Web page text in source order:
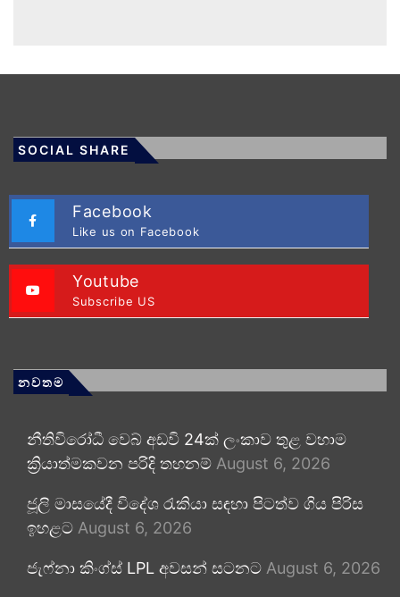
SOCIAL SHARE
Facebook
Like us on Facebook
Youtube
Subscribe US
නවතම
නීතිවිරෝධී වෙබ් අඩවි 24ක් ලංකාව තුළ වහාම
ක්‍රියාත්මකවන පරිදි තහනම් August 6, 2026
ජූලි මාසයේදී විදේශ රැකියා සඳහා පිටත්ව ගිය පිරිස
ඉහළට August 6, 2026
ජැෆ්නා කිංග්ස් LPL අවසන් සටනට August 6, 2026